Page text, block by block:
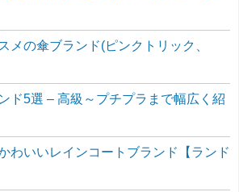
メの傘ブランド(ピンクトリック、
ド5選 – 高級～プチプラまで幅広く紹
わいいレインコートブランド【ランド